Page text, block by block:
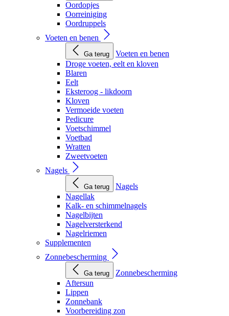
Oordopjes
Oorreiniging
Oordruppels
Voeten en benen
Ga terug
Voeten en benen
Droge voeten, eelt en kloven
Blaren
Eelt
Eksteroog - likdoorn
Kloven
Vermoeide voeten
Pedicure
Voetschimmel
Voetbad
Wratten
Zweetvoeten
Nagels
Ga terug
Nagels
Nagellak
Kalk- en schimmelnagels
Nagelbijten
Nagelversterkend
Nagelriemen
Supplementen
Zonnebescherming
Ga terug
Zonnebescherming
Aftersun
Lippen
Zonnebank
Voorbereiding zon